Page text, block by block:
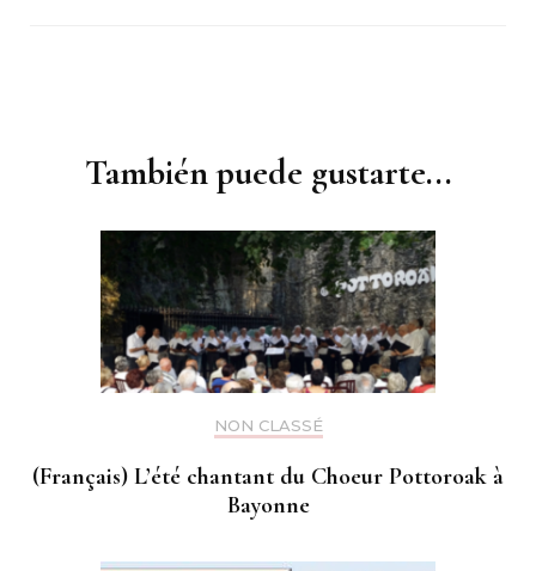
entradas
También puede gustarte...
NON CLASSÉ
(Français) L’été chantant du Choeur Pottoroak à
Bayonne